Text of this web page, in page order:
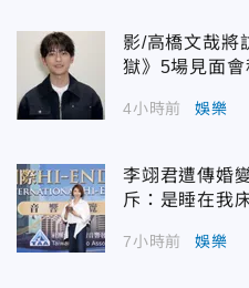
影/高橋文哉將
獄》5場見面
4小時前 娛樂
李翊君遭傳婚
斥：是睡在我
7小時前 娛樂